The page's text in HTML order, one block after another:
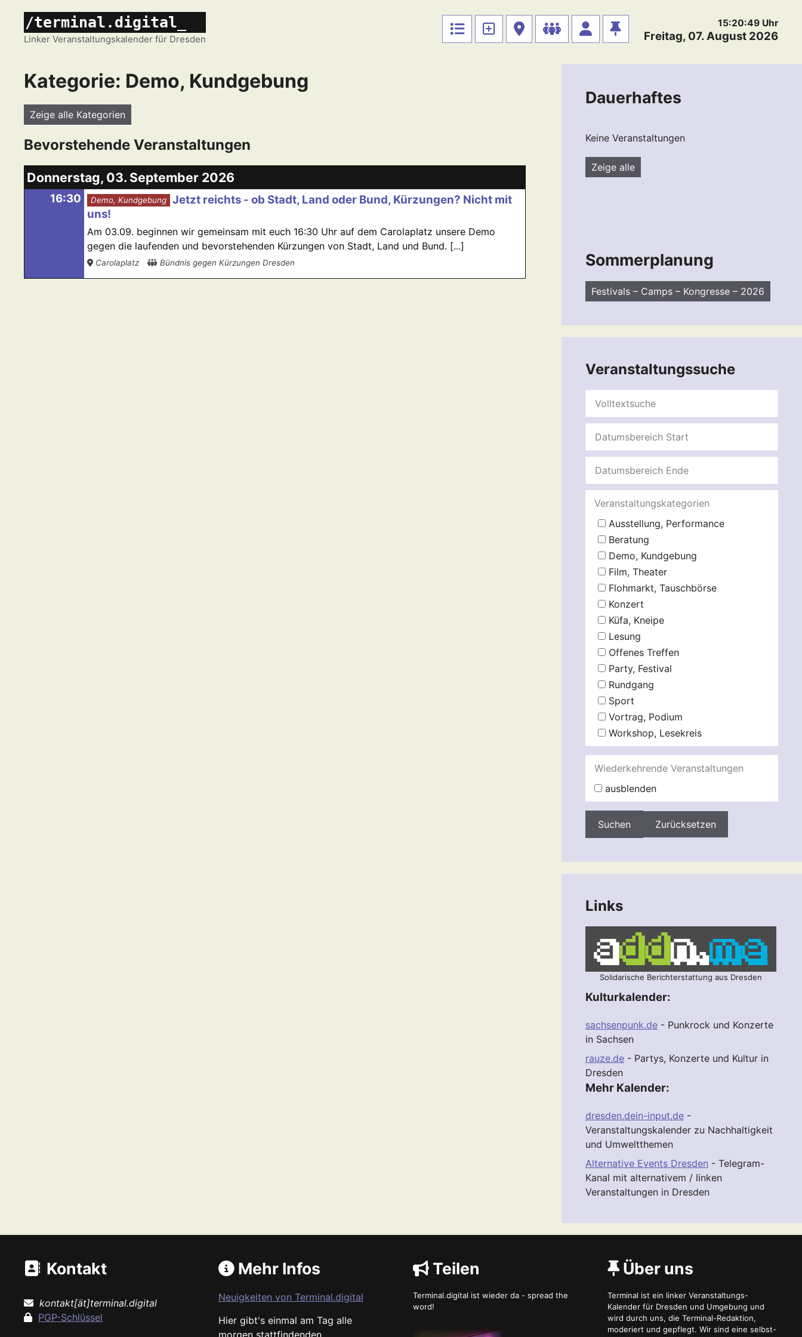
springen
/terminal.digital_
Linker Veranstaltungskalender für Dresden
15:20:49 Uhr
Freitag, 07. August 2026
Kategorie: Demo, Kundgebung
Zeige alle Kategorien
Bevorstehende Veranstaltungen
Donnerstag, 03. September 2026
16:30 Demo, Kundgebung
Jetzt reichts - ob Stadt, Land oder Bund, Kürzungen? Nicht mit
uns!
Am 03.09. beginnen wir gemeinsam mit euch 16:30 Uhr auf dem Carolaplatz unsere Demo
gegen die laufenden und bevorstehenden Kürzungen von Stadt, Land und Bund. [...]
Carolaplatz Bündnis gegen Kürzungen Dresden
Dauerhaftes
Keine Veranstaltungen
Zeige alle
Sommerplanung
Festivals – Camps – Kongresse – 2026
Veranstaltungssuche
Veranstaltungskategorien
Ausstellung, Performance
Beratung
Demo, Kundgebung
Film, Theater
Flohmarkt, Tauschbörse
Konzert
Küfa, Kneipe
Lesung
Offenes Treffen
Party, Festival
Rundgang
Sport
Vortrag, Podium
Workshop, Lesekreis
Wiederkehrende Veranstaltungen
ausblenden
Zurücksetzen
Links
Solidarische Berichterstattung aus Dresden
Kulturkalender:
sachsenpunk.de- Punkrock und Konzerte
in Sachsen
rauze.de- Partys, Konzerte und Kultur in
Dresden
Mehr Kalender:
dresden.dein-input.de-
Veranstaltungskalender zu Nachhaltigkeit
und Umweltthemen
Alternative Events Dresden - Telegram-
Kanal mit alternativem / linken
Veranstaltungen in Dresden
Kontakt
kontakt[ät]terminal.digital
PGP-Schlüssel
Mehr Infos
Neuigkeiten von Terminal.digital
Hier gibt's einmal am Tag alle
morgen stattfindenden
Teilen
Terminal.digital ist wieder da - spread the
word!
Über uns
Terminal ist ein linker Veranstaltungs-
Kalender für Dresden und Umgebung und
wird durch uns, die Terminal-Redaktion,
moderiert und gepflegt. Wir sind eine selbst-